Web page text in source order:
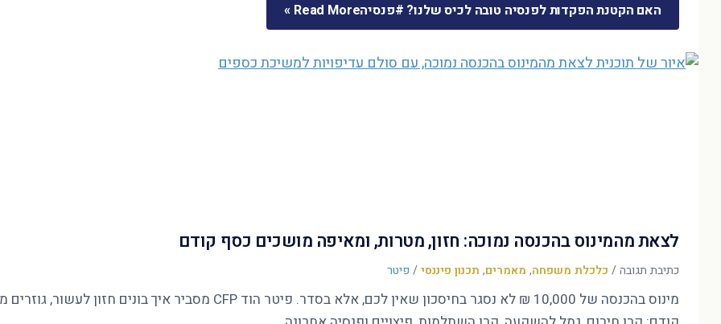
האם הקטנת הפקדות לפנסיה טובה לכיס שלנו? #פנסיהRead More »
לצאת מהמינוס בהכנסה נמוכה: חזון, מטרות, ומאיפה מושכים כסף קודם
כתיבת תגובה/ כלכלת משפחה, מאמרים, תכנון פיננסי/ פיטר